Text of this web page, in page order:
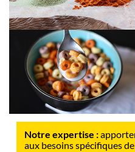
Notre expertise :
aux besoins spécifiques